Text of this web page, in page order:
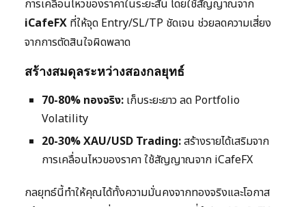
การเคลื่อนไหวของราคาในระยะสั้น โดยใช้สัญญาณจาก
iCafeFX ที่ให้จุด Entry/SL/TP ชัดเจน ช่วยลดความเสี่ยง
จากการตัดสินใจผิดพลาด
สร้างสมดุลระหว่างสองกลยุทธ์
70-80% ทองจริง: เก็บระยะยาว ลด Portfolio
Volatility
20-30% XAU/USD Trading:สร้างรายได้เสริมจาก
การเคลื่อนไหวของราคา ใช้สัญญาณจาก iCafeFX
กลยุทธ์นี้ทำให้คุณได้ทั้งความมั่นคงจากทองจริงและโอกาส